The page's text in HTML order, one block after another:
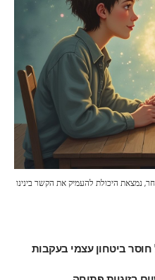
נמצאת היכולת להעמיק את הקשר בינינו
ביטחון עצמי בעקבות